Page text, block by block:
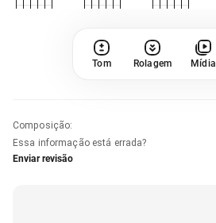
Tom Rolagem Mídia
Composição:
Essa informação está errada?
Enviar revisão